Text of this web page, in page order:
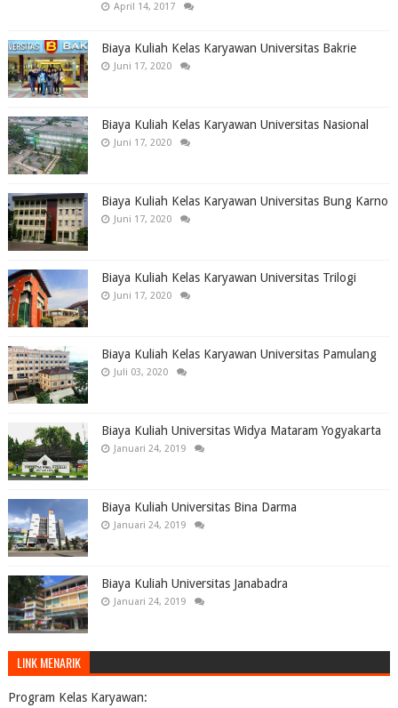
April 14, 2017
Biaya Kuliah Kelas Karyawan Universitas Bakrie
Juni 17, 2020
Biaya Kuliah Kelas Karyawan Universitas Nasional
Juni 17, 2020
Biaya Kuliah Kelas Karyawan Universitas Bung Karno
Juni 17, 2020
Biaya Kuliah Kelas Karyawan Universitas Trilogi
Juni 17, 2020
Biaya Kuliah Kelas Karyawan Universitas Pamulang
Juli 03, 2020
Biaya Kuliah Universitas Widya Mataram Yogyakarta
Januari 24, 2019
Biaya Kuliah Universitas Bina Darma
Januari 24, 2019
Biaya Kuliah Universitas Janabadra
Januari 24, 2019
LINK MENARIK
Program Kelas Karyawan: